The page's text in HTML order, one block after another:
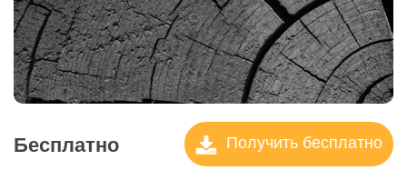
Бесплатно Получить бесплатно